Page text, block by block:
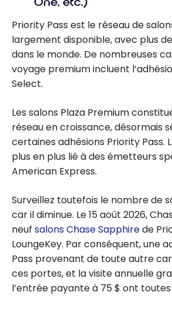
Priority Pass est le réseau de
largement disponible, avec plus
dans le monde. De nombreuses
voyage premium incluent
Select.
Les salons Plaza Premium
réseau en croissance, désormais
certaines adhésions Priority Pass.
plus en plus lié à des émetteurs
American Express.
Surveillez toutefois le nombre de
car il diminue. Le 15 août 2026,
neuf salons Chase Sapphirede
LoungeKey. Par conséquent, une
Pass provenant de toute autre
ces portes, et la visite annuelle
l’entrée payante à 75 $ ont toutes